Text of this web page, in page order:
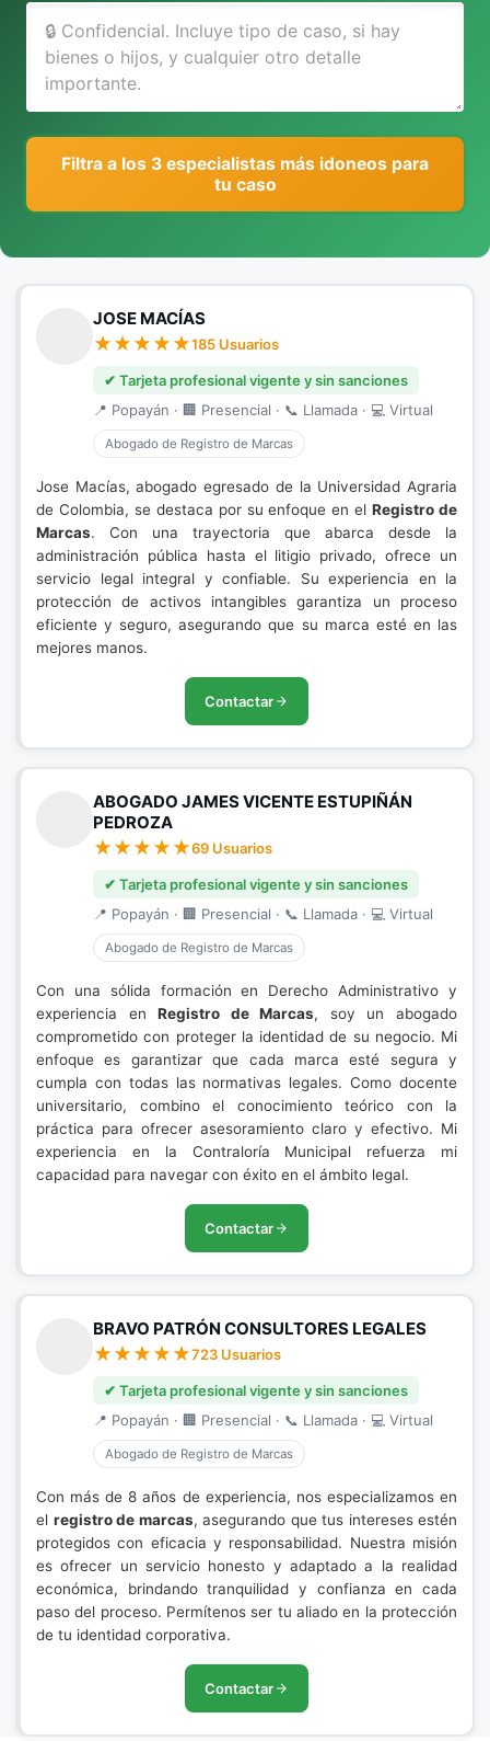
Filtra a los 3 especialistas más idoneos para
tu caso
JOSE MACÍAS
185 Usuarios
✔ Tarjeta profesional vigente y sin sanciones
📍 Popayán · 🏢 Presencial · 📞 Llamada · 💻 Virtual
Abogado de Registro de Marcas
Jose Macías, abogado egresado de la Universidad Agraria
de Colombia, se destaca por su enfoque en elRegistro de
Marcas. Con una trayectoria que abarca desde la
administración pública hasta el litigio privado, ofrece un
servicio legal integral y confiable. Su experiencia en la
protección de activos intangibles garantiza un proceso
eficiente y seguro, asegurando que su marca esté en las
mejores manos.
Contactar
ABOGADO JAMES VICENTE ESTUPIÑÁN
PEDROZA
69 Usuarios
✔ Tarjeta profesional vigente y sin sanciones
📍 Popayán · 🏢 Presencial · 📞 Llamada · 💻 Virtual
Abogado de Registro de Marcas
Con una sólida formación en Derecho Administrativo y
experiencia enRegistro de Marcas, soy un abogado
comprometido con proteger la identidad de su negocio. Mi
enfoque es garantizar que cada marca esté segura y
cumpla con todas las normativas legales. Como docente
universitario, combino el conocimiento teórico con la
práctica para ofrecer asesoramiento claro y efectivo. Mi
experiencia en la Contraloría Municipal refuerza mi
capacidad para navegar con éxito en el ámbito legal.
Contactar
BRAVO PATRÓN CONSULTORES LEGALES
723 Usuarios
✔ Tarjeta profesional vigente y sin sanciones
📍 Popayán · 🏢 Presencial · 📞 Llamada · 💻 Virtual
Abogado de Registro de Marcas
Con más de 8 años de experiencia, nos especializamos en
el registro de marcas, asegurando que tus intereses estén
protegidos con eficacia y responsabilidad. Nuestra misión
es ofrecer un servicio honesto y adaptado a la realidad
económica, brindando tranquilidad y confianza en cada
paso del proceso. Permítenos ser tu aliado en la protección
de tu identidad corporativa.
Contactar